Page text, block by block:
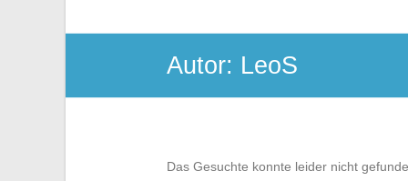
Autor: LeoS
Das Gesuchte konnte leider nicht